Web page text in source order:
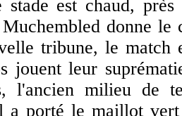
stade est chaud,
donne le
tribune, le match
jouent leur
l'ancien milieu de
a porté le maillot